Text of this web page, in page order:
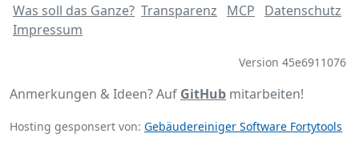
Was soll das Ganze? Transparenz MCP
Datenschutz
Impressum
Version 45e6911076
Anmerkungen & Ideen? Auf GitHub mitarbeiten!
Hosting gesponsert von: Gebäudereiniger Software Fortytools